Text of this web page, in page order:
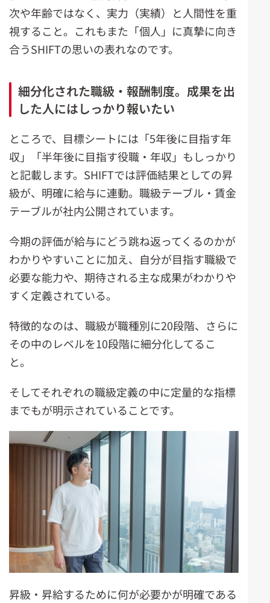
次や年齢ではなく、実力（実績）と人間性を重
視すること。これもまた「個人」に真摯に向き
合うSHIFTの思いの表れなのです。
細分化された職級・報酬制度。成果を出
した人にはしっかり報いたい
ところで、目標シートには「5年後に目指す年
収」「半年後に目指す役職・年収」もしっかり
と記載します。SHIFTでは評価結果としての昇
級が、明確に給与に連動。職級テーブル・賃金
テーブルが社内公開されています。
今期の評価が給与にどう跳ね返ってくるのかが
わかりやすいことに加え、自分が目指す職級で
必要な能力や、期待される主な成果がわかりや
すく定義されている。
特徴的なのは、職級が職種別に20段階、さらに
その中のレベルを10段階に細分化してるこ
と。
そしてそれぞれの職級定義の中に定量的な指標
までもが明示されていることです。
昇級・昇給するために何が必要かが明確である